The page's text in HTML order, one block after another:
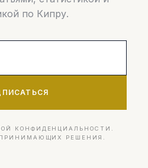
по Кипру.
КОНФИДЕНЦИАЛЬНОСТИ.
РЕШЕНИЯ.